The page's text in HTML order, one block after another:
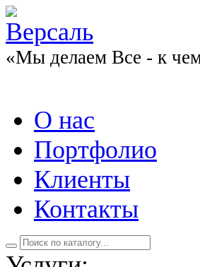
«Мы делаем Все - к
О нас
Портфолио
Клиенты
Контакты